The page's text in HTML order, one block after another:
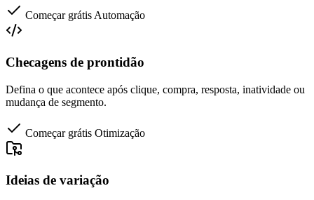
Começar grátis Automação
Checagens de prontidão
Defina o que acontece após clique, compra, resposta, inatividade ou
mudança de segmento.
Começar grátis Otimização
Ideias de variação